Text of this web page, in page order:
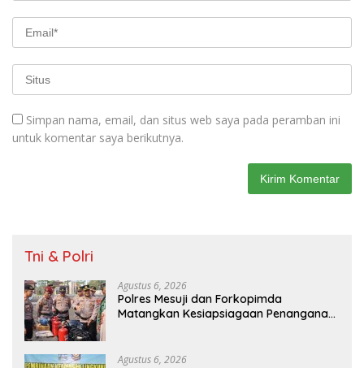
Simpan nama, email, dan situs web saya pada peramban ini
untuk komentar saya berikutnya.
Tni & Polri
Agustus 6, 2026
Polres Mesuji dan Forkopimda
Matangkan Kesiapsiagaan Penanganan
Agustus 6, 2026